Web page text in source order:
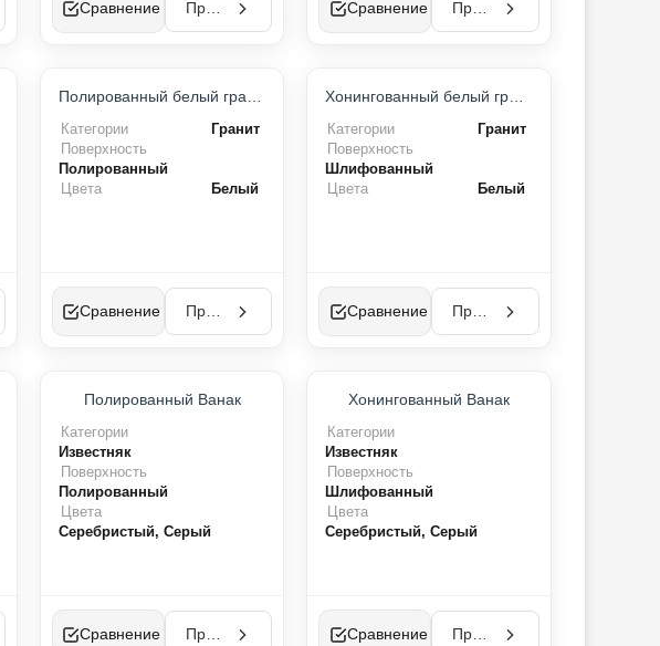
Сравнение Просмотр Сравнение Просмотр
Полированный белый гранит
Категории
Гранит
Поверхность
Полированный
Цвета
Белый
Сравнение Просмотр
Хонингованный белый гранит
Категории
Гранит
Поверхность
Шлифованный
Цвета
Белый
Сравнение Просмотр
Полированный Ванак
Категории
Известняк
Поверхность
Полированный
Цвета
Серебристый, Серый
Сравнение Просмотр
Хонингованный Ванак
Категории
Известняк
Поверхность
Шлифованный
Цвета
Серебристый, Серый
Сравнение Просмотр